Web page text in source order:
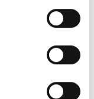
vai ko